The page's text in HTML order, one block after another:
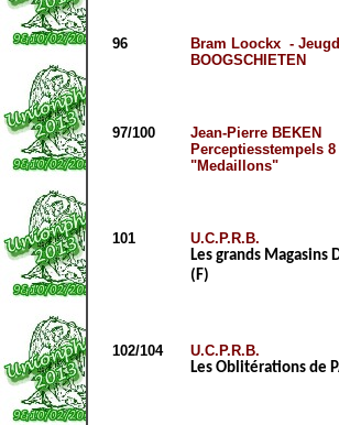
96
Bram Loockx -
BOOGSCHIETEN
97/100
Jean-Pierre BEKEN
Perceptiesstempels
"Medaillons"
101
U.C.P.R.B.
Les grands Magasins
(F)
102/104
U.C.P.R.B.
Les Oblitérations de